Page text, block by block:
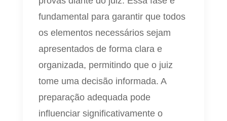
fundamental para garantir que todos
os elementos necessários sejam
apresentados de forma clara e
organizada, permitindo que o juiz
tome uma decisão informada. A
preparação adequada pode
influenciar significativamente o